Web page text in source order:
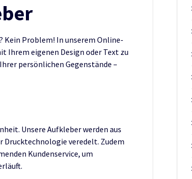
Kein Problem! In unserem Online-
Ihrem eigenen Design oder Text zu
persönlichen Gegenstände –
Unsere Aufkleber werden aus
veredelt. Zudem
Kundenservice, um